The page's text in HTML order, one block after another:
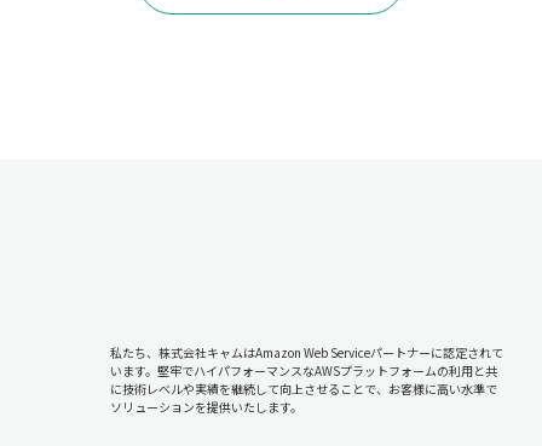
私たち、株式会社キャムはAmazon Web Serviceパートナーに認定されて
います。堅牢でハイパフォーマンスなAWSプラットフォームの利用と共
に技術レベルや実績を継続して向上させることで、お客様に高い水準で
ソリューションを提供いたします。